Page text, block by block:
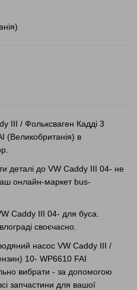
III / Фольксваген Кадді 3
(Великобританія) в
деталі до VW Caddy III 04- не
онлайн-маркет bus-
Caddy III 04- для буса.
своєчасно.
насос VW Caddy III /
10- WP6610 FAI
вибрати - за допомогою
запчастини для вашої